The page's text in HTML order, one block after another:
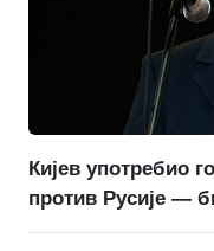
Кијев употребио
против Русије —